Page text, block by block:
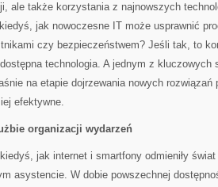
ale także korzystania z najnowszych
jak nowoczesne IT może usprawnić
czy bezpieczeństwem? Jeśli tak, to
technologia. A jednym z kluczowych
na etapie dojrzewania nowych
efektywne.
organizacji wydarzeń
jak internet i smartfony odmieniły
asystencie. W dobie powszechnej